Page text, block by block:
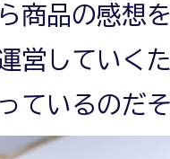
商品の感想
営していく
ているのだ